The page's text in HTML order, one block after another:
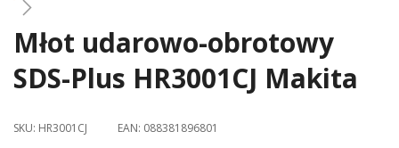
Skip
the
of
Młot udarowo-obrotowy
SDS-Plus HR3001CJ Makita
SKU: HR3001CJ EAN: 088381896801